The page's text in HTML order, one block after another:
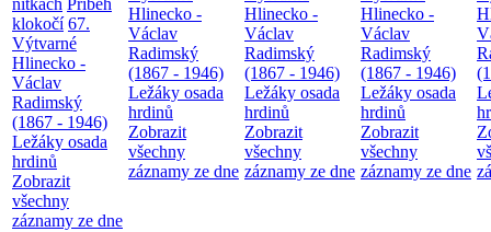
nitkách Příběh
klokočí 67.
Výtvarné
Hlinecko -
Václav
Radimský
(1867 - 1946)
Ležáky osada
hrdinů
Zobrazit
všechny
záznamy ze dne
Hlinecko -
Václav
Radimský
(1867 - 1946)
Ležáky osada
hrdinů
Zobrazit
všechny
záznamy ze dne
Hlinecko -
Václav
Radimský
(1867 - 1946)
Ležáky osada
hrdinů
Zobrazit
všechny
záznamy ze dne
Hlinecko -
Václav
Radimský
(1867 - 1946)
Ležáky osada
hrdinů
Zobrazit
všechny
záznamy ze dne